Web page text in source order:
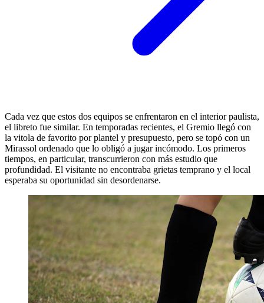
Cada vez que estos dos equipos se enfrentaron en el interior paulista,
el libreto fue similar. En temporadas recientes, el Gremio llegó con
la vitola de favorito por plantel y presupuesto, pero se topó con un
Mirassol ordenado que lo obligó a jugar incómodo. Los primeros
tiempos, en particular, transcurrieron con más estudio que
profundidad. El visitante no encontraba grietas temprano y el local
esperaba su oportunidad sin desordenarse.